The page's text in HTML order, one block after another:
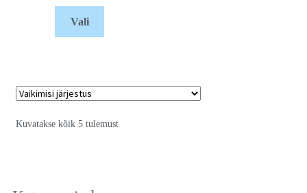
Vali
Kuvatakse kõik 5 tulemust